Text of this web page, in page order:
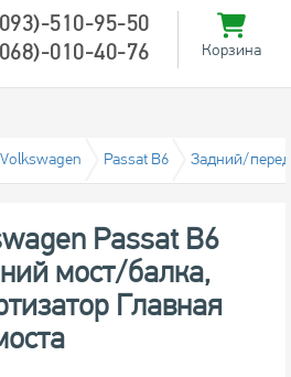
510-95-50
010-40-76
Корзина
Volkswagen Passat B6 Задний/
Passat B6
мост/балка,
Главная